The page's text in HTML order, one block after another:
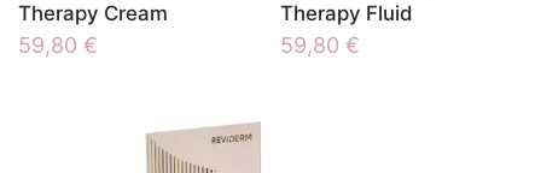
Therapy Cream
59,80 €
Therapy Fluid
59,80 €